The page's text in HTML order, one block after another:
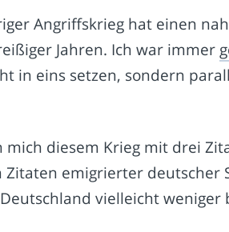
Angriffskrieg hat einen
Jahren. Ich war immer
in eins setzen, sondern
mich diesem Krieg mit drei
Zitaten emigrierter
vielleicht